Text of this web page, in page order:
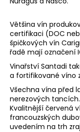
Většina vín
certifikaci (DOC
špičkových vín
řadě mají označení
Vinařství Santadi
a fortifikované víno
Všechna vína před
nerezových tancích.
Kvalitnější červená
francouzských
uvedením na trh
n
a
j
í
t
?